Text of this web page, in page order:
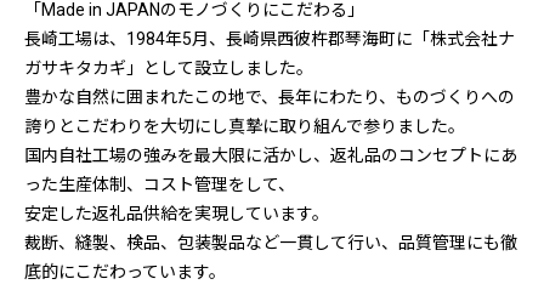
「Made in JAPANのモノづくりにこだわる」
長崎工場は、1984年5月、長崎県西彼杵郡琴海町に「株式会社ナ
ガサキタカギ」として設立しました。
豊かな自然に囲まれたこの地で、長年にわたり、ものづくりへの
誇りとこだわりを大切にし真摯に取り組んで参りました。
国内自社工場の強みを最大限に活かし、返礼品のコンセプトにあ
った生産体制、コスト管理をして、
安定した返礼品供給を実現しています。
裁断、縫製、検品、包装製品など一貫して行い、品質管理にも徹
底的にこだわっています。